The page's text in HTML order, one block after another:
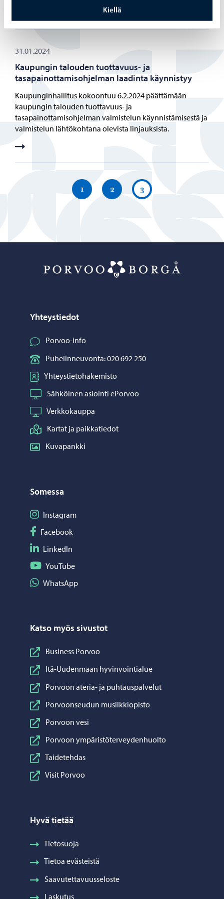
Kiellä
31.01.2024
Kaupungin talouden tuottavuus- ja
tasapainottamisohjelman laadinta käynnistyy
Kaupunginhallitus kokoontuu 6.2.2024 päättämään
kaupungin talouden tuottavuus- ja
tasapainottamisohjelman valmistelun käynnistämisestä ja
valmistelun lähtökohtana olevista linjauksista.
1 2 3
Yhteystiedot
Porvoo-info
Puhelinneuvonta: 020 692 250
Yhteystietohakemisto
Sähköinen asiointi ePorvoo
Verkkokauppa
Kartat ja paikkatiedot
Kuvapankki
Somessa
Seuraa Instagram
Instagram
Seuraa Facebook
Facebook
Seuraa LinkedIn
LinkedIn
Seuraa YouTube
YouTube
Jaa WhatsApp
WhatsApp
Katso myös sivustot
Business Porvoo
Itä-Uudenmaan hyvinvointialue
Porvoon ateria- ja puhtauspalvelut
Porvoonseudun musiikkiopisto
Porvoon vesi
Porvoon ympäristöterveydenhuolto
Taidetehdas
Visit Porvoo
Hyvä tietää
Tietosuoja
Tietoa evästeistä
Saavutettavuusseloste
Laskutus